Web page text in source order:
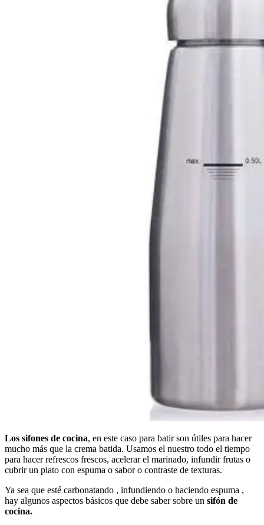
Los sifones de cocina, en este caso para batir son útiles para hacer
mucho más que la crema batida. Usamos el nuestro todo el tiempo
para hacer refrescos frescos, acelerar el marinado, infundir frutas o
cubrir un plato con espuma o sabor o contraste de texturas.
Ya sea que esté carbonatando , infundiendo o haciendo espuma ,
hay algunos aspectos básicos que debe saber sobre un sifón de
cocina.